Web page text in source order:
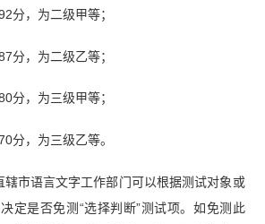
分，为二级甲等；
分，为二级乙等；
分，为三级甲等；
分，为三级乙等。
辖市语言文字工作部门可以根据测试对象或
定是否免测“选择判断”测试项。如免测此